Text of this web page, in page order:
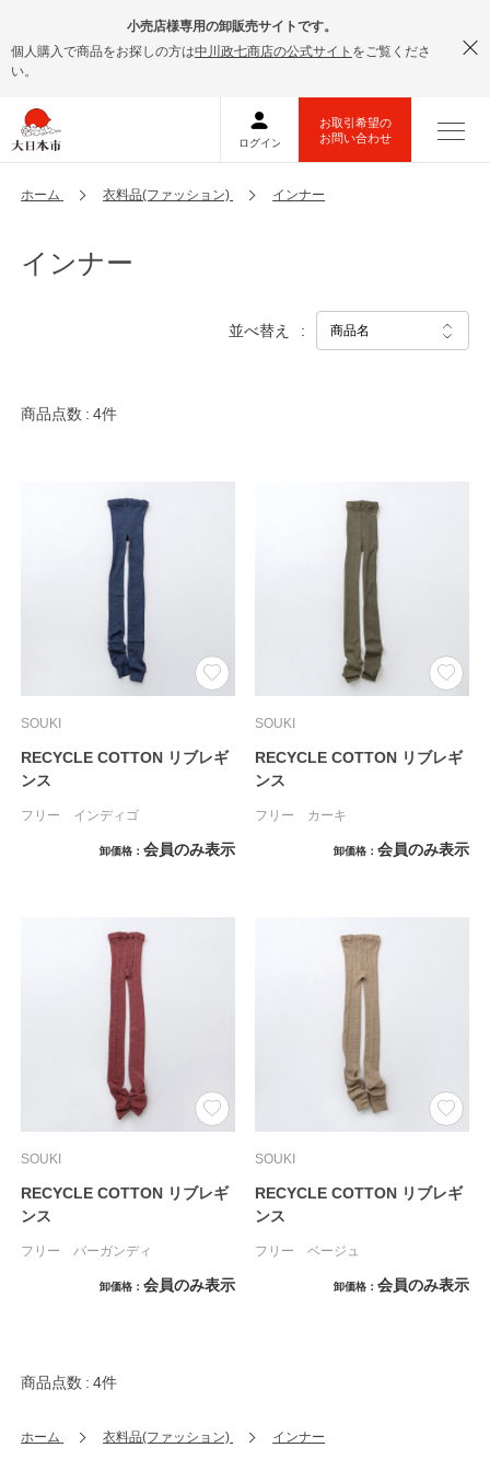
小売店様専用の卸販売サイトです。
個人購入で商品をお探しの方は中川政七商店の公式サイト をご覧くださ
い。
ホーム 衣料品(ファッション) インナー
インナー
並べ替え
商品点数 4件
SOUKI
RECYCLE COTTON リブレギ
ンス
フリー インディゴ
卸価格 会員のみ表示
SOUKI
RECYCLE COTTON リブレギ
ンス
フリー カーキ
卸価格 会員のみ表示
SOUKI
RECYCLE COTTON リブレギ
ンス
フリー バーガンディ
卸価格 会員のみ表示
SOUKI
RECYCLE COTTON リブレギ
ンス
フリー ベージュ
卸価格 会員のみ表示
商品点数 4件
ホーム 衣料品(ファッション) インナー